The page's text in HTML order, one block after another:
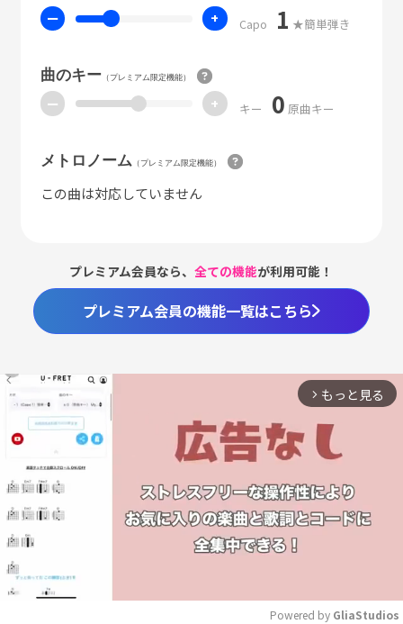
ー + Capo 1 ★簡単弾き
曲のキー（プレミアム限定機能）
ー + キー 0 原曲キー
メトロノーム （プレミアム限定機能）
この曲は対応していません
プレミアム会員なら、全ての機能が利用可能！
プレミアム会員の機能一覧はこちら
arrow_forward_ios もっと見る
Powered by GliaStudios